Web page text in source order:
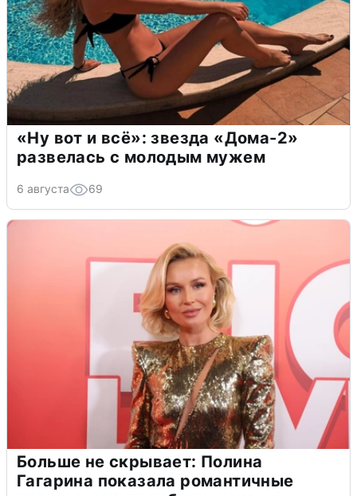
«Ну вот и всё»: звезда «Дома-2»
развелась с молодым мужем
6 августа 69
Больше не скрывает: Полина
Гагарина показала романтичные